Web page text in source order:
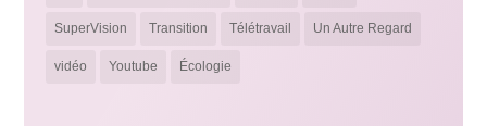
SuperVision Transition Télétravail Un Autre Regard
vidéo Youtube Écologie